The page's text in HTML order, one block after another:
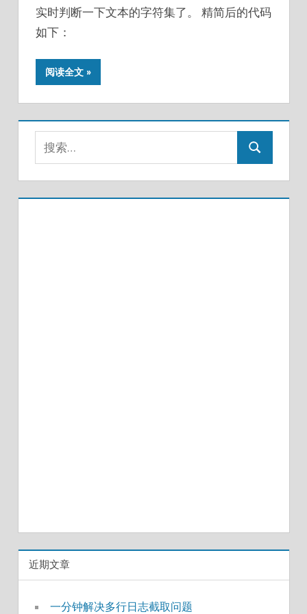
实时判断一下文本的字符集了。 精简后的代码
如下：
阅读全文
搜
近期文章
一分钟解决多行日志截取问题